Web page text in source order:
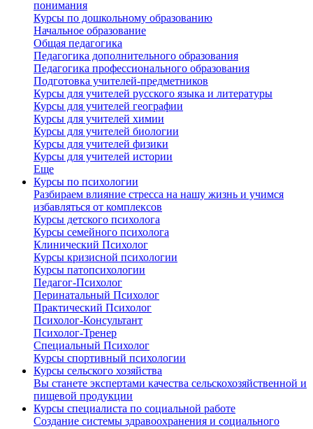
понимания
Курсы по дошкольному образованию
Начальное образование
Общая педагогика
Педагогика дополнительного образования
Педагогика профессионального образования
Подготовка учителей-предметников
Курсы для учителей русского языка и литературы
Курсы для учителей географии
Курсы для учителей химии
Курсы для учителей биологии
Курсы для учителей физики
Курсы для учителей истории
Еще
Курсы по психологии
Разбираем влияние стресса на нашу жизнь и учимся
избавляться от комплексов
Курсы детского психолога
Курсы семейного психолога
Клинический Психолог
Курсы кризисной психологии
Курсы патопсихологии
Педагог-Психолог
Перинатальный Психолог
Практический Психолог
Психолог-Консультант
Психолог-Тренер
Специальный Психолог
Курсы спортивный психологии
Курсы сельского хозяйства
Вы станете экспертами качества сельскохозяйственной и
пищевой продукции
Курсы специалиста по социальной работе
Создание системы здравоохранения и социального